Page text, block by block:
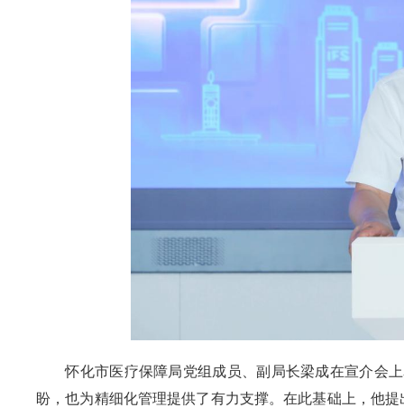
怀化市医疗保障局党组成员、副局长梁成在宣介会
盼，也为精细化管理提供了有力支撑。在此基础上，他